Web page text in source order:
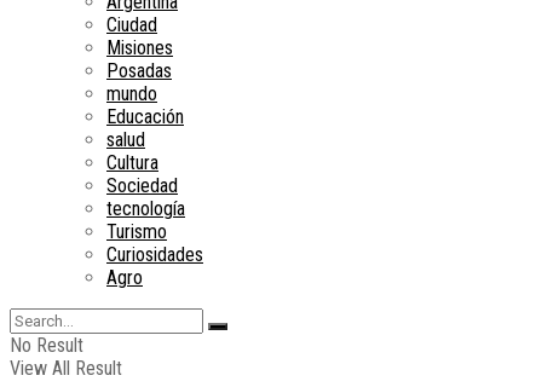
Ciudad
Misiones
Posadas
mundo
Educación
salud
Cultura
Sociedad
tecnología
Turismo
Curiosidades
Agro
No Result
View All Result